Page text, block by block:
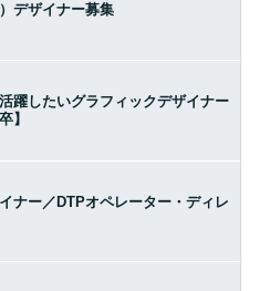
デザイナー募集
躍したいグラフィックデザイナー
】
ナー／DTPオペレーター・ディレ